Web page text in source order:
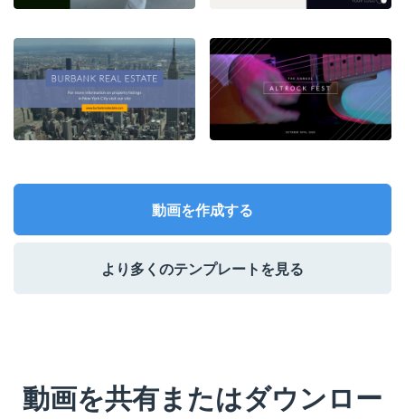
動画を作成する
より多くのテンプレートを見る
動画を共有またはダウンロー